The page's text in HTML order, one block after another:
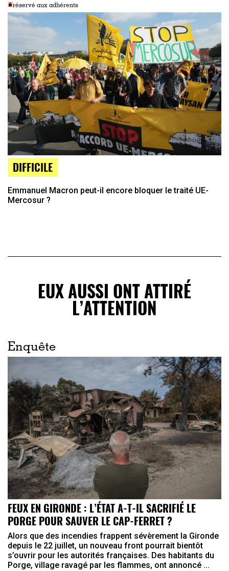
réservé aux adhérents
DIFFICILE
Emmanuel Macron peut-il encore bloquer le traité UE-
Mercosur ?
EUX AUSSI ONT ATTIRÉ
L’ATTENTION
Enquête
FEUX EN GIRONDE : L’ÉTAT A-T-IL SACRIFIÉ LE
PORGE POUR SAUVER LE CAP-FERRET ?
Alors que des incendies frappent sévèrement la Gironde
depuis le 22 juillet, un nouveau front pourrait bientôt
s’ouvrir pour les autorités françaises. Des habitants du
Porge, village ravagé par les flammes, ont annoncé ...